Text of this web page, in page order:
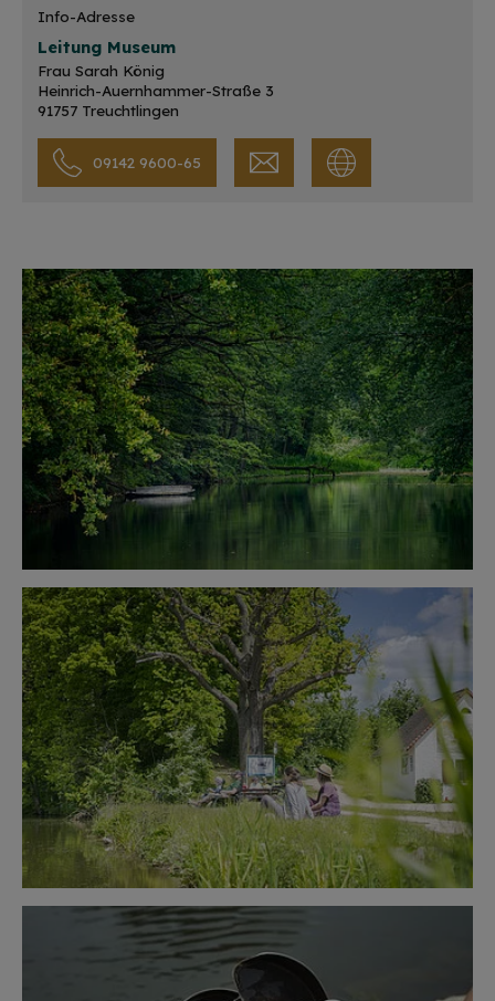
Info-Adresse
Leitung Museum
Frau Sarah König
Heinrich-Auernhammer-Straße 3
91757 Treuchtlingen
09142 9600-65